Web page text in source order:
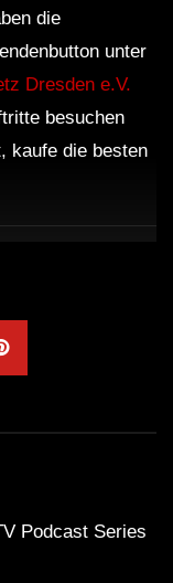
– BUMANI –
Series
092
die
unter
Dresden e.V.
besuchen
kaufe die besten
Podcast Series